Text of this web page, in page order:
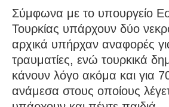
Σύμφωνα με το υπουργείο
Τουρκίας υπάρχουν δύο
αρχικά υπήρχαν αναφορές
τραυματίες, ενώ τουρκικά
κάνουν λόγο ακόμα και για
ανάμεσα στους οποίους